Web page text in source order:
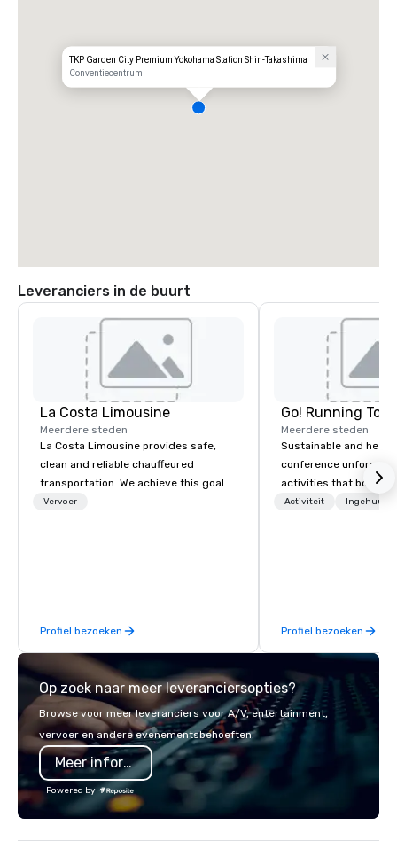
TKP Garden City Premium Yokohama Station Shin-Takashima
Conventiecentrum
Leveranciers in de buurt
La Costa Limousine
Meerdere steden
La Costa Limousine provides safe,
clean and reliable chauffeured
transportation. We achieve this goal
with highly trained chauffeurs, the
late model luxury vehicles to the
highly experienced and professional
team of chauffeurs and support staff;
you will know quality when you travel
with La Costa Limousine.
Vervoer
Profiel bezoeken
Go! Running
Meerdere steden
Sustainable and
conference
activities that boost
lower carbon
Activiteit
Profiel bezoeken
Op zoek naar meer leveranciersopties?
Browse voor meer leveranciers voor A/V, entertainment,
vervoer en andere evenementsbehoeften.
Meer informatie
Powered by